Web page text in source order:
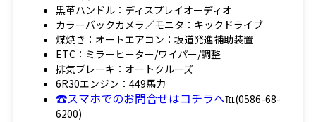
黒革ハンドル：ディスプレイオーディオ
カラーバックカメラ／モニタ：キックドライブ
煤焼き：オートエアコン：坂道発進補助装置
ETC：ミラーヒーター/ワイパー/調整
排気ブレーキ：オートクルーズ
6R30エンジン：449馬力
☎スマホでのお問合せはコチラへ℡(0586-68-
6200)